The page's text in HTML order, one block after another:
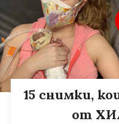
15 снимки,
от